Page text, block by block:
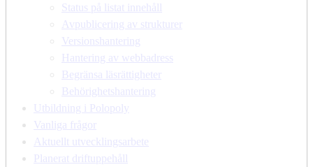
Status på listat innehåll
Avpublicering av strukturer
Versionshantering
Hantering av webbadress
Begränsa läsrättigheter
Behörighetshantering
Utbildning i Polopoly
Vanliga frågor
Aktuellt utvecklingsarbete
Planerat driftuppehåll